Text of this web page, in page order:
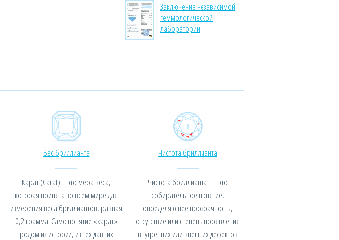
Заключение независимой
геммологической
лаборатории
Вес бриллианта
Карат (Carat) – это мера веса,
которая принята во всем мире для
измерения веса бриллиантов, равная
0,2 грамма. Само понятие «карат»
родом из истории, из тех давних
Чистота бриллианта
Чистота бриллианта — это
собирательное понятие,
определяющее прозрачность,
отсутствие или степень проявления
внутренних или внешних дефектов